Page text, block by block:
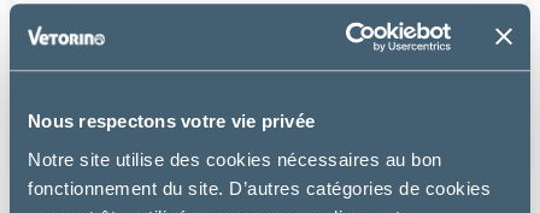
Nous respectons votre vie privée
Notre site utilise des cookies nécessaires au bon
fonctionnement du site. D’autres catégories de cookies
CANINE EN GASTROINTESTINAL - CHIEN
à partir de